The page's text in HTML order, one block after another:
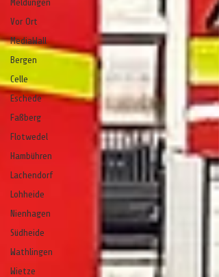
Meldungen
Vor Ort
MediaWall
Bergen
Celle
Eschede
Faßberg
Flotwedel
Hambühren
Lachendorf
Lohheide
Nienhagen
Südheide
Wathlingen
Wietze